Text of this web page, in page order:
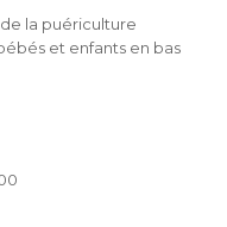
la puériculture
et enfants en bas